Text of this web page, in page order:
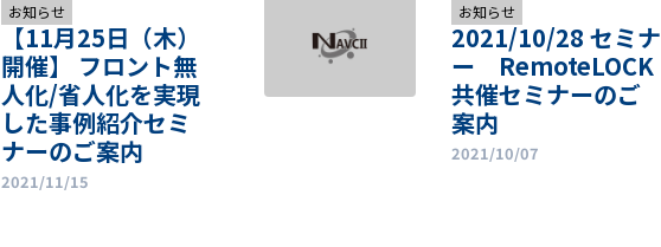
お知らせ
【11月25日（木）
開催】 フロント無
人化/省人化を実現
した事例紹介セミ
ナーのご案内
2021/11/15
お知らせ
2021/10/28 セミナ
ー RemoteLOCK
共催セミナーのご
案内
2021/10/07